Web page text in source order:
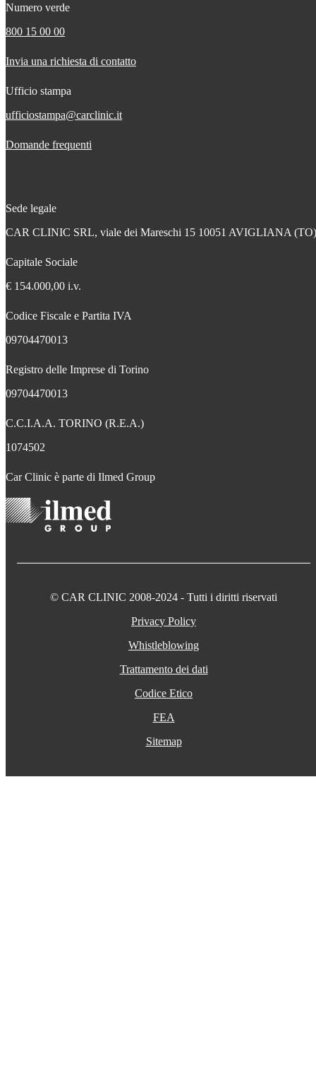
Numero verde
800 15 00 00
Invia una richiesta di contatto
Ufficio stampa
ufficiostampa@carclinic.it
Domande frequenti
Sede legale
CAR CLINIC SRL, viale dei Mareschi 15 10051 AVIGLIANA (TO)
Capitale Sociale
€ 154.000,00 i.v.
Codice Fiscale e Partita IVA
09704470013
Registro delle Imprese di Torino
09704470013
C.C.I.A.A. TORINO (R.E.A.)
1074502
Car Clinic è parte di Ilmed Group
© CAR CLINIC 2008-2024 - Tutti i diritti riservati
Privacy Policy
Whistleblowing
Trattamento dei dati
Codice Etico
FEA
Sitemap